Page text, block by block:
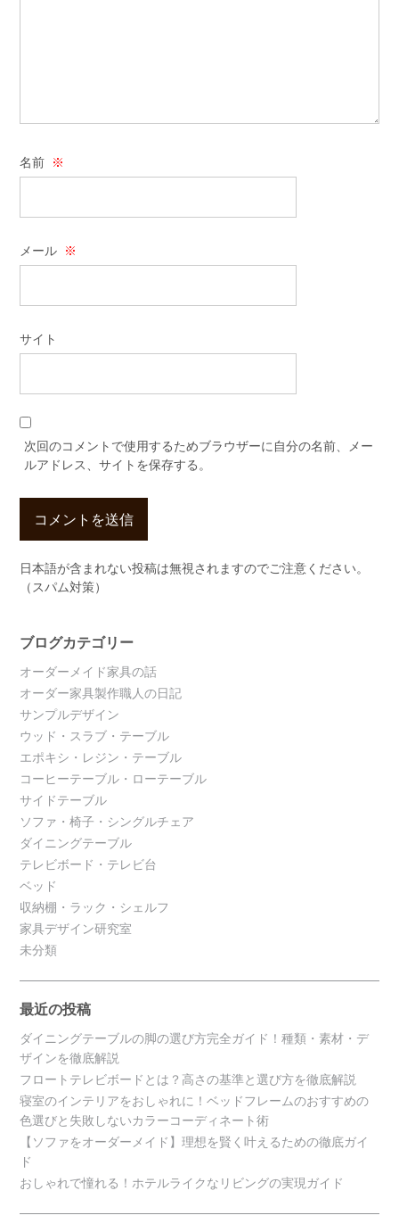
名前 ※
メール ※
サイト
次回のコメントで使用するためブラウザーに自分の名前、メー
ルアドレス、サイトを保存する。
日本語が含まれない投稿は無視されますのでご注意ください。
（スパム対策）
ブログカテゴリー
オーダーメイド家具の話
オーダー家具製作職人の日記
サンプルデザイン
ウッド・スラブ・テーブル
エポキシ・レジン・テーブル
コーヒーテーブル・ローテーブル
サイドテーブル
ソファ・椅子・シングルチェア
ダイニングテーブル
テレビボード・テレビ台
ベッド
収納棚・ラック・シェルフ
家具デザイン研究室
未分類
最近の投稿
ダイニングテーブルの脚の選び方完全ガイド！種類・素材・デ
ザインを徹底解説
フロートテレビボードとは？高さの基準と選び方を徹底解説
寝室のインテリアをおしゃれに！ベッドフレームのおすすめの
色選びと失敗しないカラーコーディネート術
【ソファをオーダーメイド】理想を賢く叶えるための徹底ガイ
ド
おしゃれで憧れる！ホテルライクなリビングの実現ガイド